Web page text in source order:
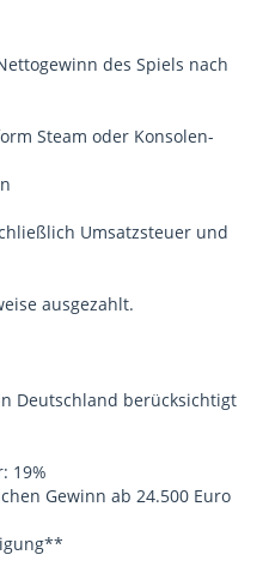
des Spiels nach
Steam oder Konsolen-
Umsatzsteuer und
ausgezahlt.
Deutschland berücksichtigt
19%
Gewinn ab 24.500 Euro